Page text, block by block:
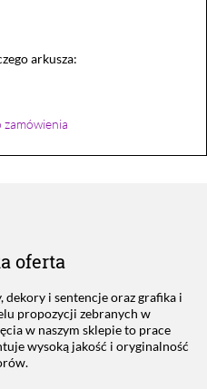
arkusza:
zamówienia
oferta
i sentencje oraz grafika i
propozycji zebranych w
w naszym sklepie to prace
wysoką jakość i oryginalność